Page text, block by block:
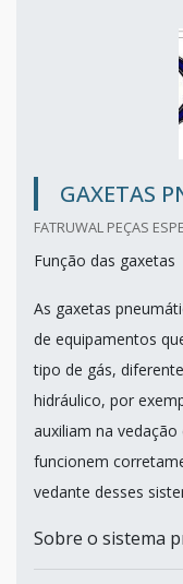
GAXETAS
FATRUWAL PEÇAS
Função das gaxetas
As gaxetas
de equipamentos
tipo de gás,
hidráulico, por
auxiliam na
funcionem
vedante desses
Sobre o sistema